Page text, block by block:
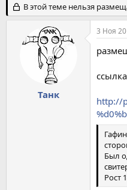
т
о
т
а
н
а
ч
а
л
а
В этой теме нельзя
Танк
3 Ноя
http://
Был
Рост